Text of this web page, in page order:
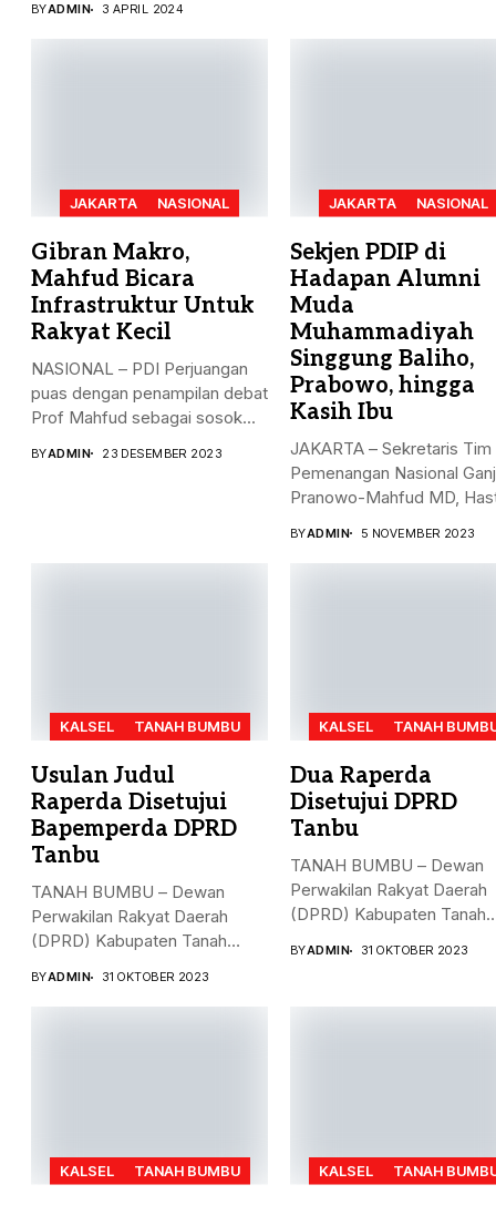
BYADMIN 3 APRIL 2024
JAKARTA NASIONAL
Gibran Makro,
Mahfud Bicara
Infrastruktur Untuk
Rakyat Kecil
NASIONAL – PDI Perjuangan
puas dengan penampilan debat
Prof Mahfud sebagai sosok...
BYADMIN 23 DESEMBER 2023
JAKARTA NASIONAL
Sekjen PDIP di
Hadapan Alumni
Muda
Muhammadiyah
Singgung Baliho,
Prabowo, hingga
Kasih Ibu
JAKARTA – Sekretaris Tim
Pemenangan Nasional
Pranowo-Mahfud MD,
BYADMIN 5 NOVEMBER 2023
KALSEL TANAH BUMBU
Usulan Judul
Raperda Disetujui
Bapemperda DPRD
Tanbu
TANAH BUMBU – Dewan
Perwakilan Rakyat Daerah
(DPRD) Kabupaten Tanah
BYADMIN 31 OKTOBER 2023
KALSEL TANAH
Dua Raperda
Disetujui DPRD
Tanbu
TANAH BUMBU – Dewan
Perwakilan Rakyat Daerah
(DPRD) Kabupaten Tanah
BYADMIN 31 OKTOBER 2023
KALSEL TANAH BUMBU KALSEL TANAH